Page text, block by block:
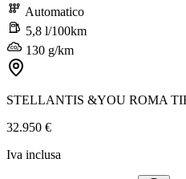
Automatico
5,8 l/100km
130 g/km
STELLANTIS &YOU ROMA
32.950 €
Iva inclusa